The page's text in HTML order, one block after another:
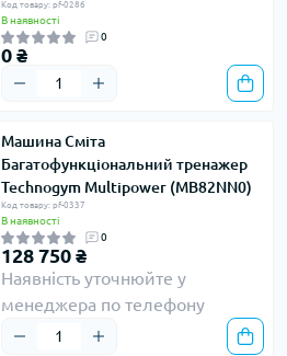
Код товару: pf-0286
В наявності
0
0 ₴
Машина Сміта
Багатофункціональний тренажер
Technogym Multipower (MB82NN0)
Код товару: pf-0337
В наявності
0
128 750 ₴
Наявність уточнюйте у
менеджера по телефону